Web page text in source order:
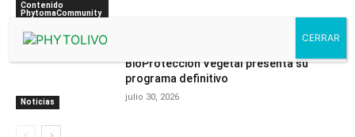
Contenido
PhytomaCommunity
Noticias
BioProtección Vegetal presenta su
programa definitivo
julio 30, 2026